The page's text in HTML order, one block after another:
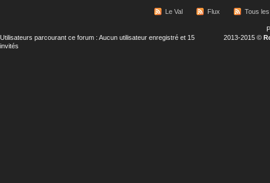
Le Val Flux Tous
Utilisateurs parcourant ce forum : Aucun utilisateur enregistré et 15
invités
2013-2015 ©